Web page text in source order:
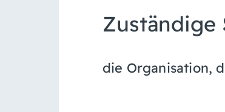
Zuständige
die Organisation,